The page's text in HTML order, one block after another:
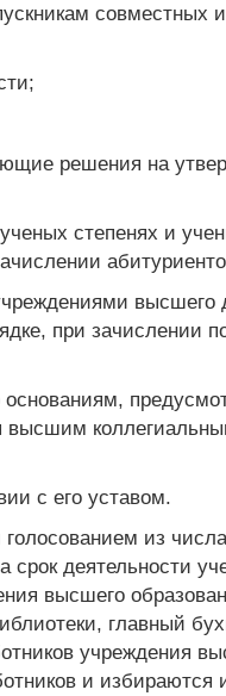
совместных
решения на
степенях и
высшего
при зачислении
основаниям,
высшим
с его уставом.
из
деятельности
высшего
главный
учреждения
и избираются